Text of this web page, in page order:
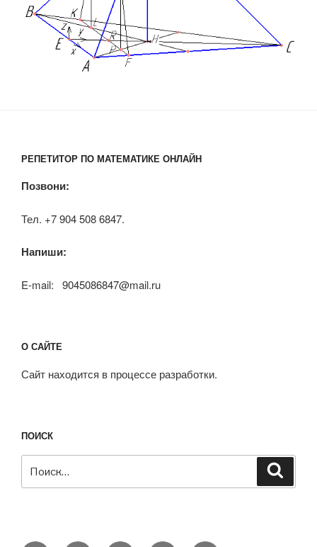
РЕПЕТИТОР ПО МАТЕМАТИКЕ ОНЛАЙН
Позвони:
Тел. +7 904 508 6847.
Напиши:
E-mail: 9045086847@mail.ru
О САЙТЕ
Сайт находится в процессе разработки.
ПОИСК